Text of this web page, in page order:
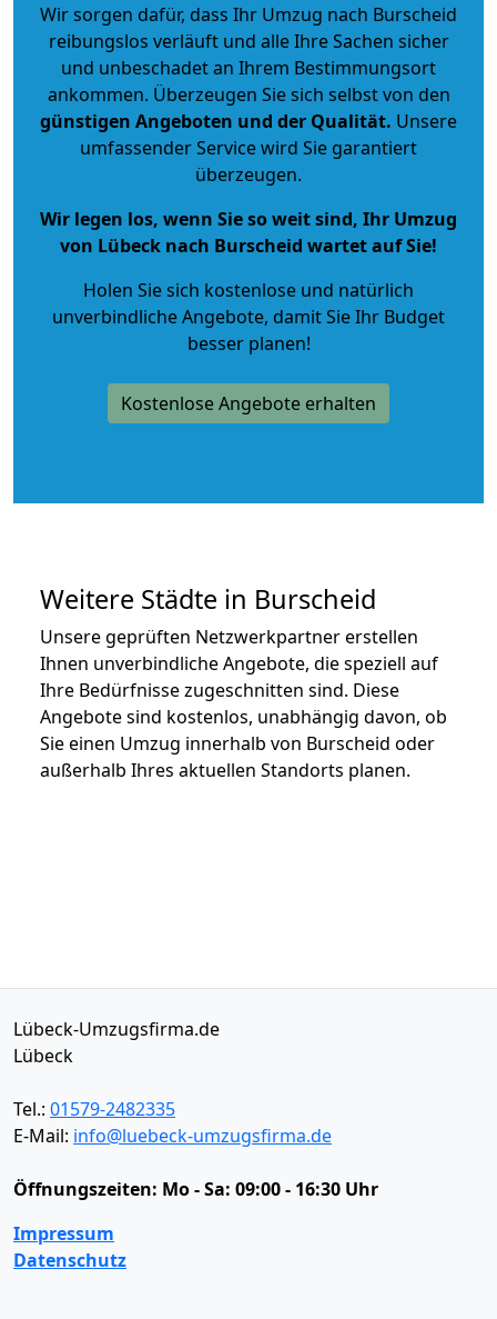
Wir sorgen dafür, dass Ihr Umzug nach Burscheid
reibungslos verläuft und alle Ihre Sachen sicher
und unbeschadet an Ihrem Bestimmungsort
ankommen. Überzeugen Sie sich selbst von den
günstigen Angeboten und der Qualität. Unsere
umfassender Service wird Sie garantiert
überzeugen.
Wir legen los, wenn Sie so weit sind, Ihr Umzug
von Lübeck nach Burscheid wartet auf Sie!
Holen Sie sich kostenlose und natürlich
unverbindliche Angebote, damit Sie Ihr Budget
besser planen!
Kostenlose Angebote erhalten
Weitere Städte in Burscheid
Unsere geprüften Netzwerkpartner erstellen
Ihnen unverbindliche Angebote, die speziell auf
Ihre Bedürfnisse zugeschnitten sind. Diese
Angebote sind kostenlos, unabhängig davon, ob
Sie einen Umzug innerhalb von Burscheid oder
außerhalb Ihres aktuellen Standorts planen.
Lübeck-Umzugsfirma.de
Lübeck
Tel.: 01579-2482335
E-Mail: info@luebeck-umzugsfirma.de
Öffnungszeiten: Mo - Sa: 09:00 - 16:30 Uhr
Impressum
Datenschutz